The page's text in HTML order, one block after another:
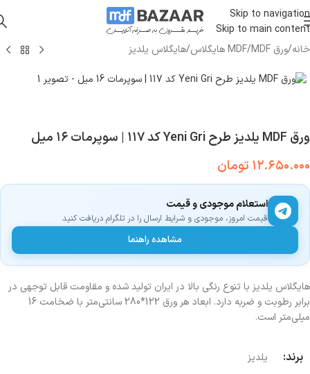
Skip to navigation
Skip to main content
خانه/ورق MDF /MDF هایگلاس /هایگلاس یلدیز
ورق MDF یلدیز طرح Yeni Gri کد ۱۱۷ | سوپرمات ۱۶ میل
۱۲.۶۵۰.۰۰۰ تومان
استعلام موجودی و قیمت
قیمت امروز، موجودی و شرایط ارسال را در تلگرام دریافت کنید
مشاهده راهنما
هایگلاس یلدیز با تنوع رنگی بالا در ایران تولید شده و مقاومت قابل توجهی در
برابر رطوبت و ضربه دارد. ابعاد هر ورق 122*280 سانتی‌متر با ضخامت 16
میلی‌متر است.
برند: یلدیز